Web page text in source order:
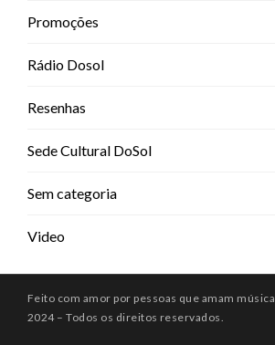
Promoções
Rádio Dosol
Resenhas
Sede Cultural DoSol
Sem categoria
Video
Feito com amor por pessoas que amam música
2024 – Todos os direitos reservados.